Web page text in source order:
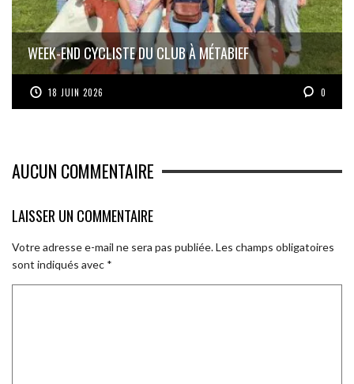
WEEK-END CYCLISTE DU CLUB À MÉTABIEF
18 JUIN 2026 0
AUCUN COMMENTAIRE
LAISSER UN COMMENTAIRE
Votre adresse e-mail ne sera pas publiée.Les champs obligatoires
sont indiqués avec *